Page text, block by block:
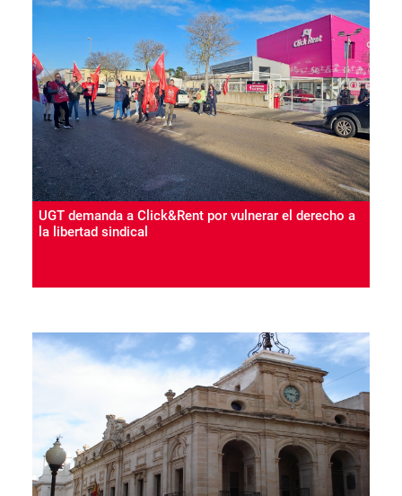
UGT demanda a Click&Rent por vulnerar el derecho a
la libertad sindical